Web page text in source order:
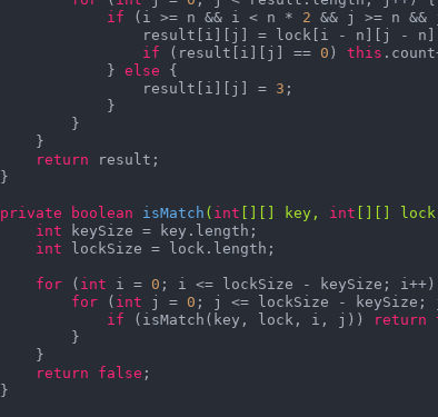
if (i >= n && i < n * 2 && j >= n
if (result[i][j] == 0 ) this
                }
else {
                    result[i][j] =
3 ;
return result;
private boolean isMatch ( int [][] key, int [][]
int keySize = key.length;
int lockSize = lock.length;
for ( int i = 0 ; i <= lockSize - keySize;
for ( int j = 0 ; j <= lockSize - keySize;
if (isMatch(key, lock, i, j)) return
return
false ;